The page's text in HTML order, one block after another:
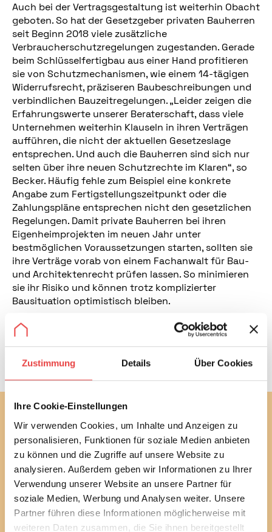
Zustimmung Details Über Cookies
Ihre Cookie-Einstellungen
Wir verwenden Cookies, um Inhalte und Anzeigen zu
personalisieren, Funktionen für soziale Medien anbieten
zu können und die Zugriffe auf unsere Website zu
analysieren. Außerdem geben wir Informationen zu Ihrer
Verwendung unserer Website an unsere Partner für
soziale Medien, Werbung und Analysen weiter. Unsere
Partner führen diese Informationen möglicherweise mit
weiteren Daten zusammen, die Sie ihnen bereitgestellt
Auch bei der Vertragsgestaltung ist weiterhin Obacht
geboten. So hat der Gesetzgeber privaten Bauherren
seit Beginn 2018 viele zusätzliche
Verbraucherschutzregelungen zugestanden. Gerade
beim Schlüsselfertigbau aus einer Hand profitieren
sie von Schutzmechanismen, wie einem 14-tägigen
Widerrufsrecht, präziseren Baubeschreibungen und
verbindlichen Bauzeitregelungen. „Leider zeigen die
Erfahrungswerte unserer Beraterschaft, dass viele
Unternehmen weiterhin Klauseln in ihren Verträgen
aufführen, die nicht der aktuellen Gesetzeslage
entsprechen. Und auch die Bauherren sind sich nur
selten über ihre neuen Schutzrechte im Klaren“, so
Becker. Häufig fehle zum Beispiel eine konkrete
Angabe zum Fertigstellungszeitpunkt oder die
Zahlungspläne entsprechen nicht den gesetzlichen
Regelungen. Damit private Bauherren bei ihren
Eigenheimprojekten im neuen Jahr unter
bestmöglichen Voraussetzungen starten, sollten sie
ihre Verträge vorab von einem Fachanwalt für Bau-
und Architektenrecht prüfen lassen. So minimieren
sie ihr Risiko und können trotz komplizierter
Bausituation optimistisch bleiben.
Bilder zur redaktionellen Verwendung: <link http:
www.bsb-ev.de presseservice
ev.de/presseservice/pressefotos/
Abonnieren Sie jetzt unseren
kostenlosen Newsletter
Mit unserem monatlichen Newsletter bleiben Sie bei
bautechnischen und baurechtlichen
Verbraucherthemen immer auf dem Laufenden.
Erfahren Sie außerdem alle aktuellen Termine und
Entwicklungen des Vereins.